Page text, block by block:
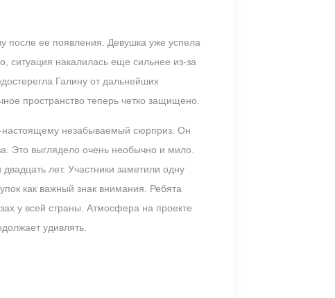
после ее появления. Девушка уже успела
ситуация накалилась еще сильнее из-за
Галину от дальнейших
пространство теперь четко защищено.
настоящему незабываемый сюрприз. Он
Это выглядело очень необычно и мило.
лет. Участники заметили одну
как важный знак внимания. Ребята
у всей страны. Атмосфера на проекте
удивлять.